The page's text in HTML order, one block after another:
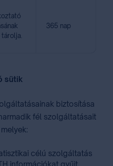
365 nap
sütik
biztosítása
fél szolgáltatásait
célú szolgáltatás